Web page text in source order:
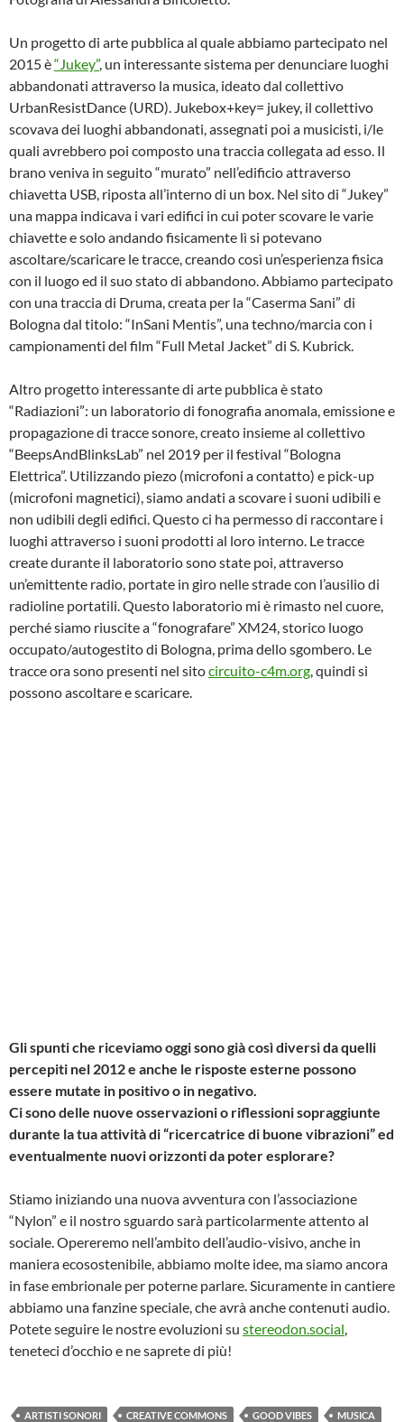
Un progetto di arte pubblica al quale abbiamo partecipato nel
2015 è“Jukey”, un interessante sistema per denunciare luoghi
abbandonati attraverso la musica, ideato dal collettivo
UrbanResistDance (URD). Jukebox+key= jukey, il collettivo
scovava dei luoghi abbandonati, assegnati poi a musicisti, i/le
quali avrebbero poi composto una traccia collegata ad esso. Il
brano veniva in seguito “murato” nell’edificio attraverso
chiavetta USB, riposta all’interno di un box. Nel sito di “Jukey”
una mappa indicava i vari edifici in cui poter scovare le varie
chiavette e solo andando fisicamente lì si potevano
ascoltare/scaricare le tracce, creando così un’esperienza fisica
con il luogo ed il suo stato di abbandono. Abbiamo partecipato
con una traccia di Druma, creata per la “Caserma Sani” di
Bologna dal titolo: “InSani Mentis”, una techno/marcia con i
campionamenti del film “Full Metal Jacket” di S. Kubrick.
Altro progetto interessante di arte pubblica è stato
“Radiazioni”: un laboratorio di fonografia anomala, emissione e
propagazione di tracce sonore, creato insieme al collettivo
“BeepsAndBlinksLab” nel 2019 per il festival “Bologna
Elettrica”. Utilizzando piezo (microfoni a contatto) e pick-up
(microfoni magnetici), siamo andati a scovare i suoni udibili e
non udibili degli edifici. Questo ci ha permesso di raccontare i
luoghi attraverso i suoni prodotti al loro interno. Le tracce
create durante il laboratorio sono state poi, attraverso
un’emittente radio, portate in giro nelle strade con l’ausilio di
radioline portatili. Questo laboratorio mi è rimasto nel cuore,
perché siamo riuscite a “fonografare” XM24, storico luogo
occupato/autogestito di Bologna, prima dello sgombero. Le
tracce ora sono presenti nel sitocircuito-c4m.org , quindi si
possono ascoltare e scaricare.
Gli spunti che riceviamo oggi sono già così diversi da quelli
percepiti nel 2012 e anche le risposte esterne possono
essere mutate in positivo o in negativo.
Ci sono delle nuove osservazioni o riflessioni sopraggiunte
durante la tua attività di “ricercatrice di buone vibrazioni” ed
eventualmente nuovi orizzonti da poter esplorare?
Stiamo iniziando una nuova avventura con l’associazione
“Nylon” e il nostro sguardo sarà particolarmente attento al
sociale. Opereremo nell’ambito dell’audio-visivo, anche in
maniera ecosostenibile, abbiamo molte idee, ma siamo ancora
in fase embrionale per poterne parlare. Sicuramente in cantiere
abbiamo una fanzine speciale, che avrà anche contenuti audio.
Potete seguire le nostre evoluzioni su stereodon.social
teneteci d’occhio e ne saprete di più!
ARTISTI SONORI CREATIVE COMMONS GOOD VIBES
MUSICA